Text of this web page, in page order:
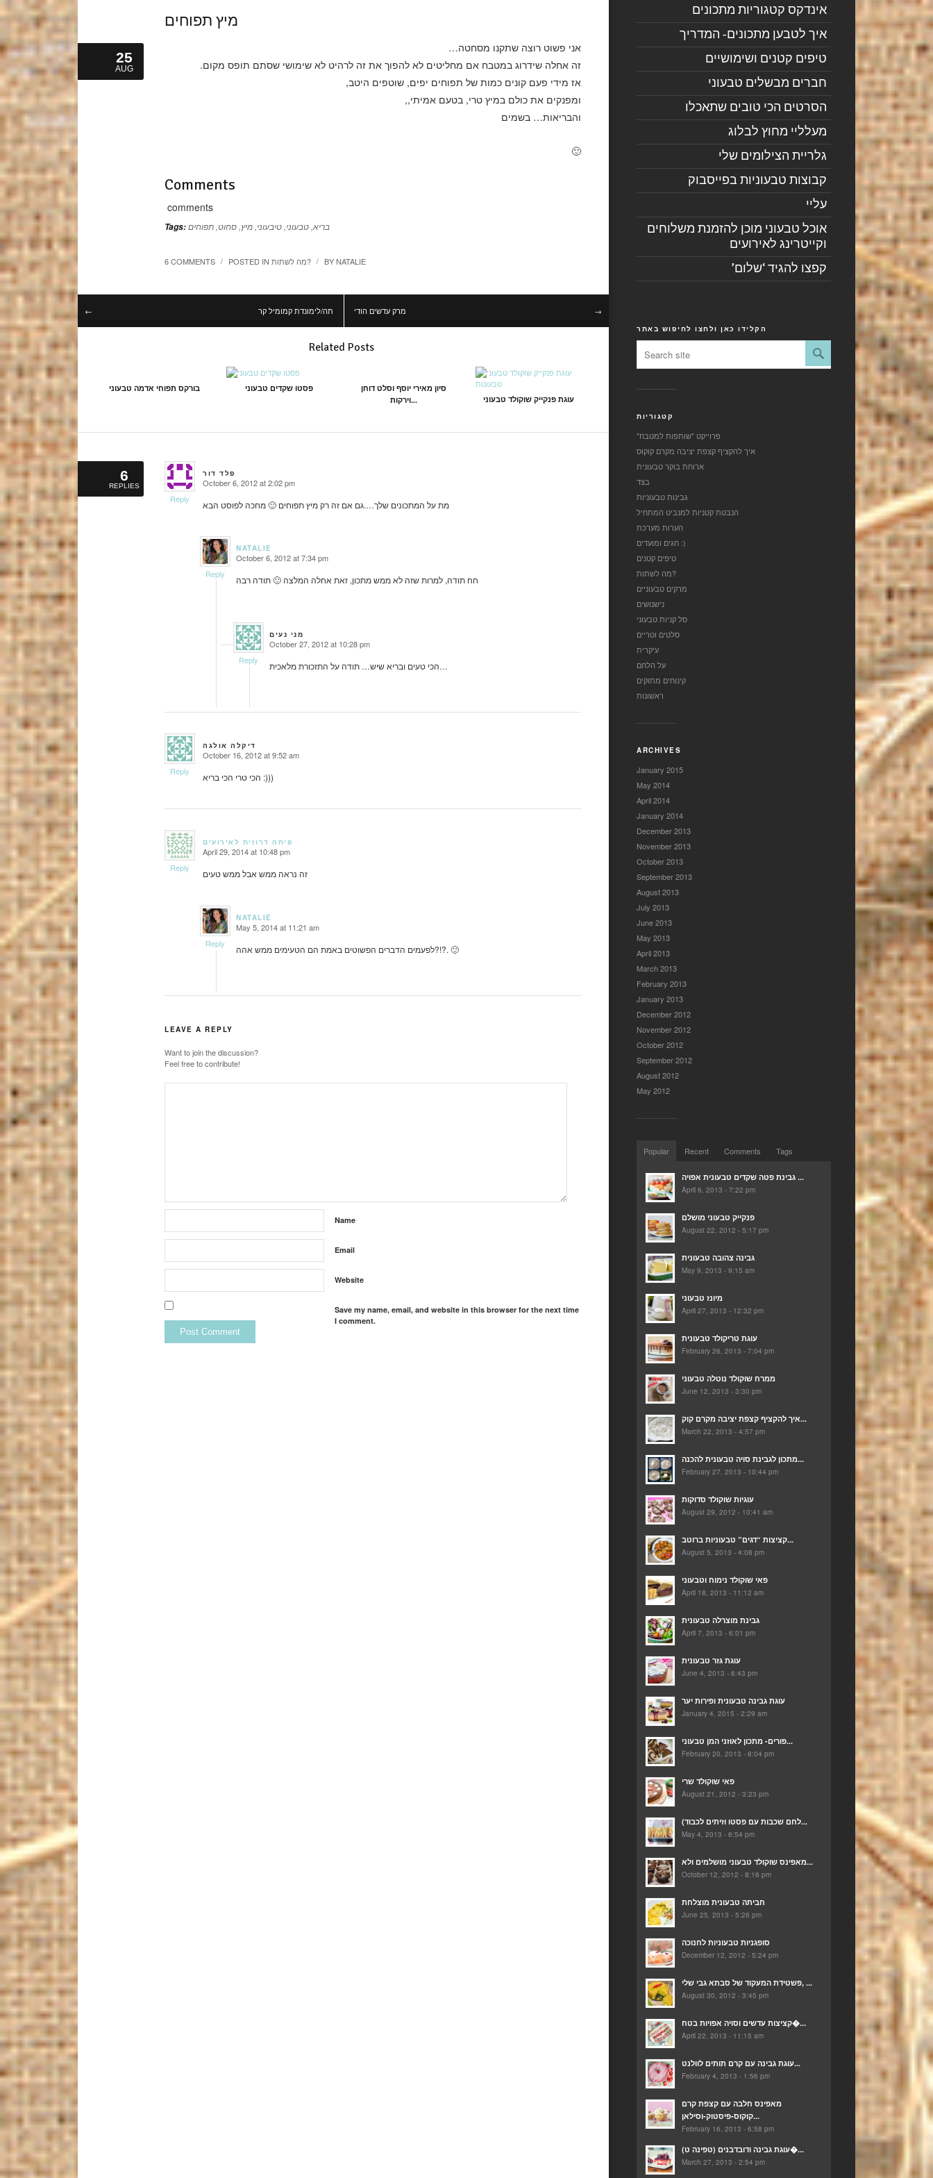
מיץ תפוחים
25
AUG
אני פשוט רוצה שתקנו מסחטה…
זה אחלה שידרוג במטבח אם מחליטים לא להפוך את זה לרהיט לא שימושי שסתם תופס מקום.
אז מידי פעם קונים כמות של תפוחים יפים, שוטפים היטב,
ומפנקים את כולם במיץ טרי, בטעם אמיתי,,
והבריאות… בשמים
🙂
Comments
comments
Tags: בריא, טבעוני, טיבעוני, מיץ, סחוט, תפוחים
6 COMMENTS / POSTED IN מה לשתות? / BYNATALIE
← תה/לימונדת קמומיל קר מרק עדשים הודי →
Related Posts
בורקס תפוחי אדמה טבעוני פסטו שקדים טבעוני
סיון מאירי יוסף וסלט דוחן
וירקות...
עוגת פנקייק שוקולד טבעוני
6
REPLIES
פלד דור
says: October 6, 2012 at 2:02 pm
מת על המתכונים שלך….גם אם זה רק מיץ תפוחים 🙂 מחכה לפוסט הבא Reply
NATALIE
says: October 6, 2012 at 7:34 pm
חח תודה, למרות שזה לא ממש מתכון, זאת אחלה המלצה 🙂 תודה רבה Reply
מני נעים
says: October 27, 2012 at 10:28 pm
הכי טעים ובריא שיש… תודה על התזכורת מלאכית… Reply
דיקלה אולגה
says: October 16, 2012 at 9:52 am
הכי טרי הכי בריא :))) Reply
פיתה דרוזית לאירועים
says: April 29, 2014 at 10:48 pm
זה נראה ממש אבל ממש טעים Reply
NATALIE
says: May 5, 2014 at 11:21 am
לפעמים הדברים הפשוטים באמת הם הטעימים ממש אהה?!?. 🙂 Reply
LEAVE A REPLY
Want to join the discussion?
Feel free to contribute!
Name
Email
Website
Save my name, email, and website in this browser for the next time
I comment.
אינדקס קטגוריות מתכונים
איך לטבען מתכונים- המדריך
טיפים קטנים ושימושיים
חברים מבשלים טבעוני
הסרטים הכי טובים שתאכלו
מעלליי מחוץ לבלוג
גלריית הצילומים שלי
קבוצות טבעוניות בפייסבוק
עליי
אוכל טבעוני מוכן להזמנת משלוחים
וקייטרינג לאירועים
קפצו להגיד ‘שלום’
הקלידו כאן ולחצו לחיפוש באתר
קטגוריות
"פרוייקט "שותפות למטבח
איך להקציף קצפת יציבה מקרם קוקוס
ארוחת בוקר טבעונית
בצד
גבינות טבעוניות
הנבטת קטניות למנביט המתחיל
הערות מערכת
חגים ומועדים :)
טיפים קטנים
מה לשתות?
מרקים טבעוניים
נישנושים
סל קניות טבעוני
סלטים וטריים
עיקרית
על הלחם
קינוחים מתוקים
ראשונות
ARCHIVES
January 2015
May 2014
April 2014
January 2014
December 2013
November 2013
October 2013
September 2013
August 2013
July 2013
June 2013
May 2013
April 2013
March 2013
February 2013
January 2013
December 2012
November 2012
October 2012
September 2012
August 2012
May 2012
Popular Recent Comments Tags
גבינת פטה שקדים טבעונית אפויה ...
April 6, 2013 - 7:22 pm
פנקייק טבעוני מושלם
August 22, 2012 - 5:17 pm
גבינה צהובה טבעונית
May 9, 2013 - 9:15 am
מיונז טבעוני
April 27, 2013 - 12:32 pm
עוגת טריקולד טבעונית
February 26, 2013 - 7:04 pm
ממרח שוקולד נוטלה טבעוני
June 12, 2013 - 3:30 pm
איך להקציף קצפת יציבה מקרם קוק...
March 22, 2013 - 4:57 pm
מתכון לגבינת סויה טבעונית להכנה...
February 27, 2013 - 10:44 pm
עוגיות שוקולד סדוקות
August 29, 2012 - 10:41 am
קציצות “דגים” טבעוניות ברוטב...
August 5, 2013 - 4:08 pm
פאי שוקולד נימוח וטבעוני
April 18, 2013 - 11:12 am
גבינת מוצרלה טבעונית
April 7, 2013 - 6:01 pm
עוגת גזר טבעונית
June 4, 2013 - 6:43 pm
עוגת גבינה טבעונית ופירות יער
January 4, 2015 - 2:29 am
פורים- מתכון לאוזני המן טבעוני...
February 20, 2013 - 8:04 pm
פאי שוקולד שרי
August 21, 2012 - 3:23 pm
(לחם שכבות עם פסטו וזיתים לכבוד...
May 4, 2013 - 6:54 pm
מאפינס שוקולד טבעוני מושלמים ולא...
October 12, 2012 - 8:16 pm
חביתה טבעונית מוצלחת
June 25, 2013 - 5:26 pm
סופגניות טבעוניות לחנוכה
December 12, 2012 - 5:24 pm
פשטידת המעקוד של סבתא גבי שלי, ...
August 30, 2012 - 3:45 pm
קציצות עדשים וסויה אפויות בטח�...
April 22, 2013 - 11:15 am
עוגת גבינה עם קרם תותים לוולנט...
February 4, 2013 - 1:56 pm
מאפינס חלבה עם קצפת קרם
קוקוס-פיסטוק-וסילאן...
February 16, 2013 - 6:58 pm
(עוגת גבינה ודובדבנים (טפינה ט�...
March 27, 2013 - 2:54 pm